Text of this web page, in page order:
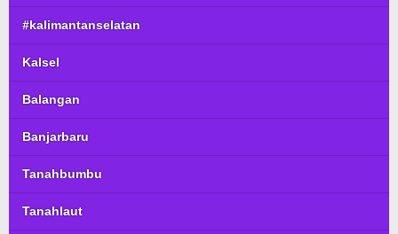
#kalimantanselatan
Kalsel
Balangan
Banjarbaru
Tanahbumbu
Tanahlaut